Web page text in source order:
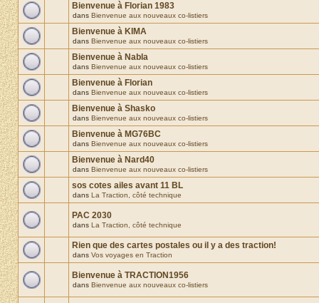
Bienvenue à Florian 1983
dans Bienvenue aux nouveaux co-listiers
Bienvenue à KIMA
dans Bienvenue aux nouveaux co-listiers
Bienvenue à Nabla
dans Bienvenue aux nouveaux co-listiers
Bienvenue à Florian
dans Bienvenue aux nouveaux co-listiers
Bienvenue à Shasko
dans Bienvenue aux nouveaux co-listiers
Bienvenue à MG76BC
dans Bienvenue aux nouveaux co-listiers
Bienvenue à Nard40
dans Bienvenue aux nouveaux co-listiers
sos cotes ailes avant 11 BL
dans La Traction, côté technique
PAC 2030
dans La Traction, côté technique
Rien que des cartes postales ou il y a des traction!
dans Vos voyages en Traction
Bienvenue à TRACTION1956
dans Bienvenue aux nouveaux co-listiers